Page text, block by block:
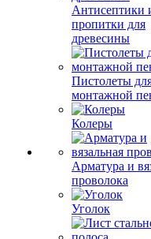
Антисептики
пропитки для
древесины
Пистолеты
монтажной
Колеры
Арматура и
проволока
Уголок